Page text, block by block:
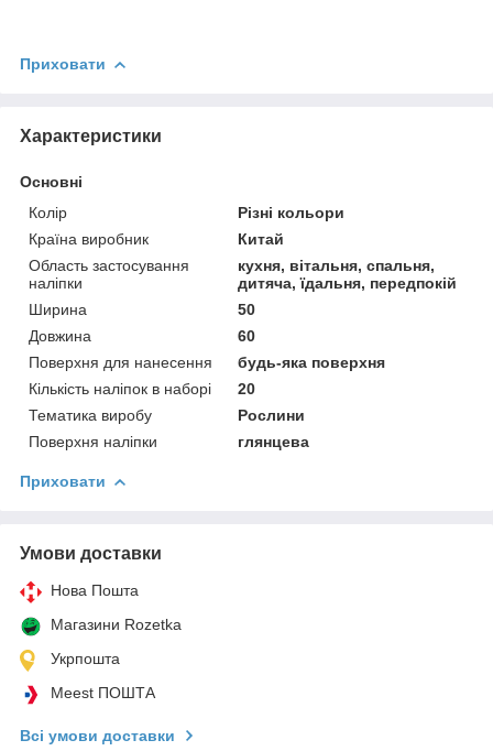
Приховати
Характеристики
Основні
Колір
Різні кольори
Країна виробник
Китай
Область застосування
наліпки
кухня, вітальня, спальня,
дитяча, їдальня, передпокій
Ширина
50
Довжина
60
Поверхня для нанесення
будь-яка поверхня
Кількість наліпок в наборі
20
Тематика виробу
Рослини
Поверхня наліпки
глянцева
Приховати
Умови доставки
Нова Пошта
Магазини Rozetka
Укрпошта
Meest ПОШТА
Всі умови доставки